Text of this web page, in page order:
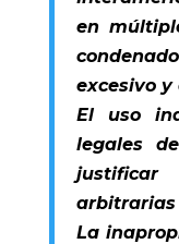
en
excesivo
El uso
legales
arbitrarias
La